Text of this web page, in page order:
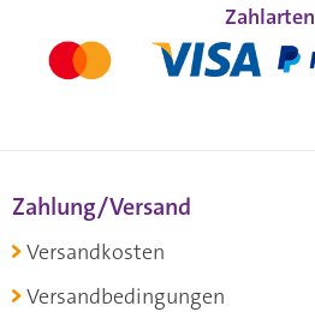
Zahlarten
Zahlung/Versand
Versandkosten
Versandbedingungen